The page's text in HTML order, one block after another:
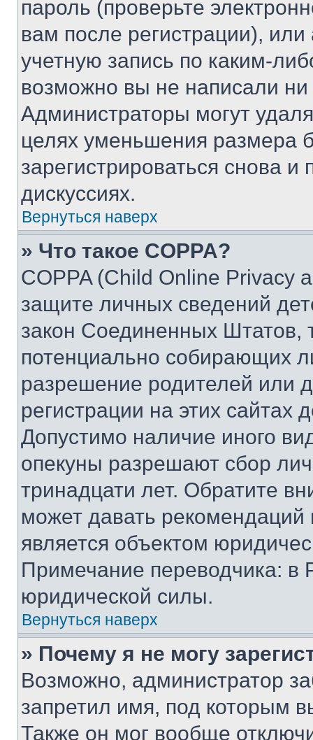
пароль (проверьте
вам после регистрации),
учетную запись по каким-
возможно вы не написали
Администраторы могут
целях уменьшения размера
зарегистрироваться снова и
дискуссиях.
Вернуться наверх
» Что такое COPPA?
COPPA (Child Online Privacy
защите личных сведений
закон Соединенных Штатов,
потенциально собирающих
разрешение родителей или
регистрации на этих сайтах
Допустимо наличие иного
опекуны разрешают сбор
тринадцати лет. Обратите
может давать
является объектом
Примечание переводчика: в
юридической силы.
Вернуться наверх
» Почему я не могу
Возможно, администратор
запретил имя, под которым
Также он мог вообще